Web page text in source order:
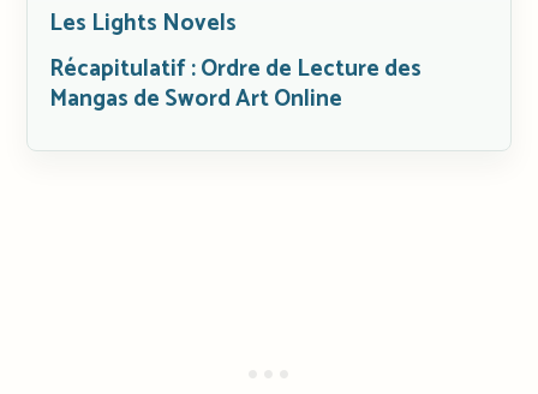
Les Lights Novels
Récapitulatif : Ordre de Lecture des
Mangas de Sword Art Online